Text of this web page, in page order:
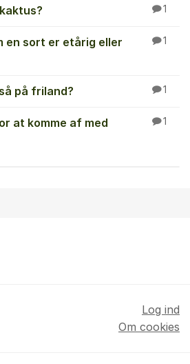
1
en sort er etårig eller
1
på friland? 1
at komme af med
1
Log ind
Om cookies